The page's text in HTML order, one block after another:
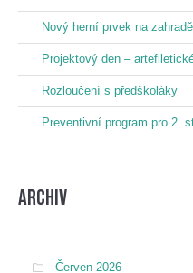
Nový herní prvek na
Projektový den –
Rozloučení s předškoláky
Preventivní program pro 2.
Archiv
Červen 2026